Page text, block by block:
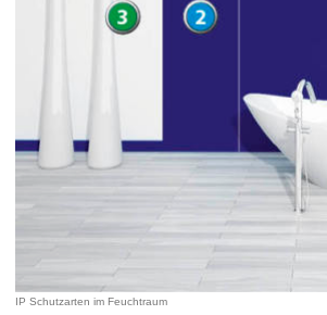
IP Schutzarten im Feuchtraum